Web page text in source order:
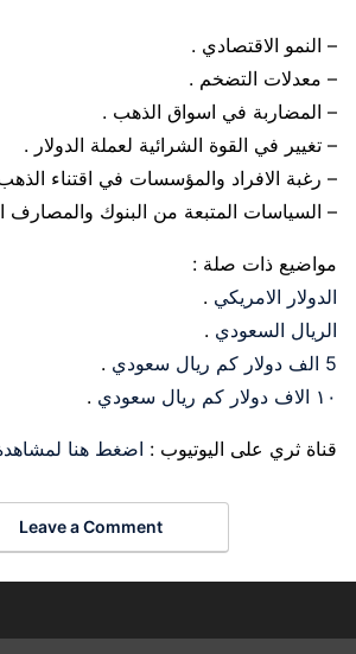
– النمو الاقتصادي .
– معدلات التضخم .
– المضاربة في اسواق الذهب .
– تغيير في القوة الشرائية لعملة الدولار .
– رغبة الافراد والمؤسسات في اقتناء
– السياسات المتبعة من البنوك والمصارف
مواضيع ذات صلة :
الدولار الامريكي .
الريال السعودي .
5 الف دولار كم ريال سعودي
.
١٠ الاف دولار كم ريال سعودي
.
قناة ثري على اليوتيوب : اضغط هنا
Leave a Comment